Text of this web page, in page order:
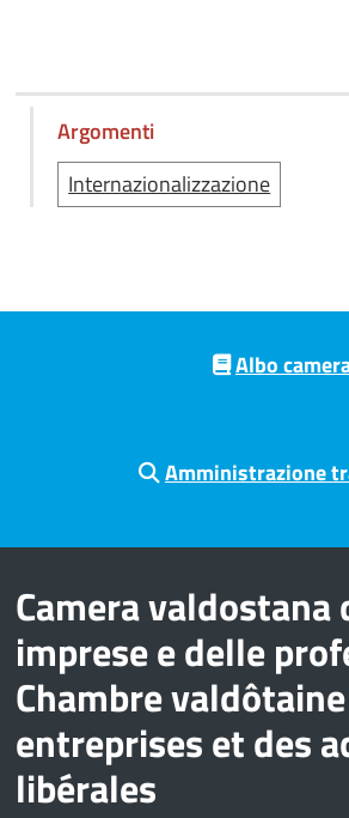
Argomenti
Internazionalizzazione
Pre footer navigation
Albo
Amministrazione
Camera valdostana
imprese e delle
Chambre
entreprises et des
libérales